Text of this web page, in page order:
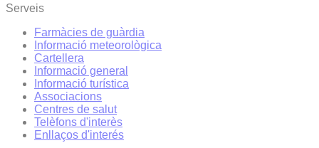
Serveis
Farmàcies de guàrdia
Informació meteorològica
Cartellera
Informació general
Informació turística
Associacions
Centres de salut
Telèfons d'interès
Enllaços d'interés